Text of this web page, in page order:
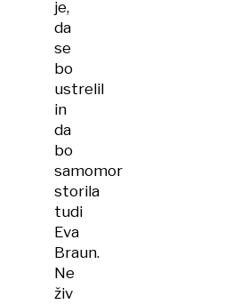
je,
da
se
bo
ustrelil
in
da
bo
samomor
storila
tudi
Eva
Braun.
Ne
živ